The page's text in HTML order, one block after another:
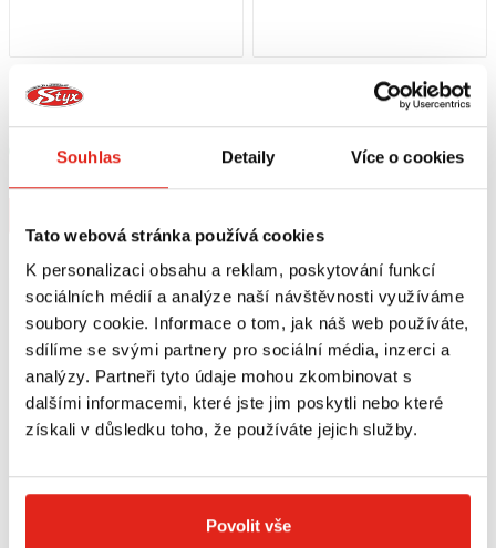
Souhlas Detaily Více o cookies
Tato webová stránka používá cookies
K personalizaci obsahu a reklam, poskytování funkcí
sociálních médií a analýze naší návštěvnosti využíváme
soubory cookie. Informace o tom, jak náš web používáte,
sdílíme se svými partnery pro sociální média, inzerci a
analýzy. Partneři tyto údaje mohou zkombinovat s
dalšími informacemi, které jste jim poskytli nebo které
získali v důsledku toho, že používáte jejich služby.
Povolit vše
HEALTECH MODUL BRZDOVÉHO
Skladem
RD MOTO PADACÍ PROTEKTORY ER